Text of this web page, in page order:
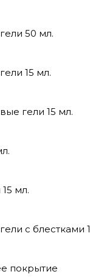
50 мл.
15 мл.
гели 15 мл.
мл.
с блестками
покрытие